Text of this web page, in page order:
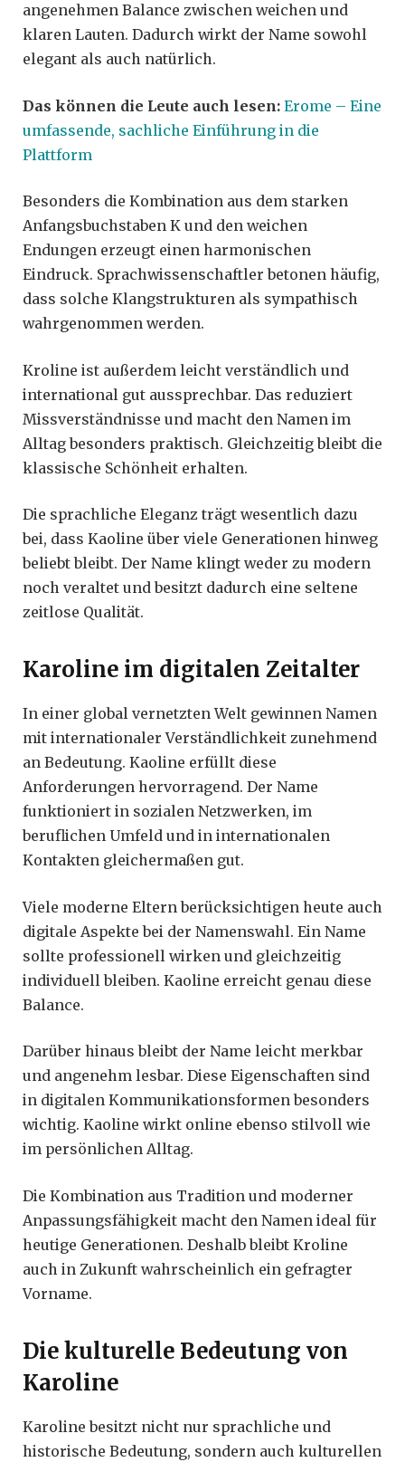
angenehmen Balance zwischen weichen und
klaren Lauten. Dadurch wirkt der Name sowohl
elegant als auch natürlich.
Das können die Leute auch lesen: Erome – Eine
umfassende, sachliche Einführung in die
Plattform
Besonders die Kombination aus dem starken
Anfangsbuchstaben K und den weichen
Endungen erzeugt einen harmonischen
Eindruck. Sprachwissenschaftler betonen häufig,
dass solche Klangstrukturen als sympathisch
wahrgenommen werden.
Kroline ist außerdem leicht verständlich und
international gut aussprechbar. Das reduziert
Missverständnisse und macht den Namen im
Alltag besonders praktisch. Gleichzeitig bleibt die
klassische Schönheit erhalten.
Die sprachliche Eleganz trägt wesentlich dazu
bei, dass Kaoline über viele Generationen hinweg
beliebt bleibt. Der Name klingt weder zu modern
noch veraltet und besitzt dadurch eine seltene
zeitlose Qualität.
Karoline im digitalen Zeitalter
In einer global vernetzten Welt gewinnen Namen
mit internationaler Verständlichkeit zunehmend
an Bedeutung. Kaoline erfüllt diese
Anforderungen hervorragend. Der Name
funktioniert in sozialen Netzwerken, im
beruflichen Umfeld und in internationalen
Kontakten gleichermaßen gut.
Viele moderne Eltern berücksichtigen heute auch
digitale Aspekte bei der Namenswahl. Ein Name
sollte professionell wirken und gleichzeitig
individuell bleiben. Kaoline erreicht genau diese
Balance.
Darüber hinaus bleibt der Name leicht merkbar
und angenehm lesbar. Diese Eigenschaften sind
in digitalen Kommunikationsformen besonders
wichtig. Kaoline wirkt online ebenso stilvoll wie
im persönlichen Alltag.
Die Kombination aus Tradition und moderner
Anpassungsfähigkeit macht den Namen ideal für
heutige Generationen. Deshalb bleibt Kroline
auch in Zukunft wahrscheinlich ein gefragter
Vorname.
Die kulturelle Bedeutung von
Karoline
Karoline besitzt nicht nur sprachliche und
historische Bedeutung, sondern auch kulturellen